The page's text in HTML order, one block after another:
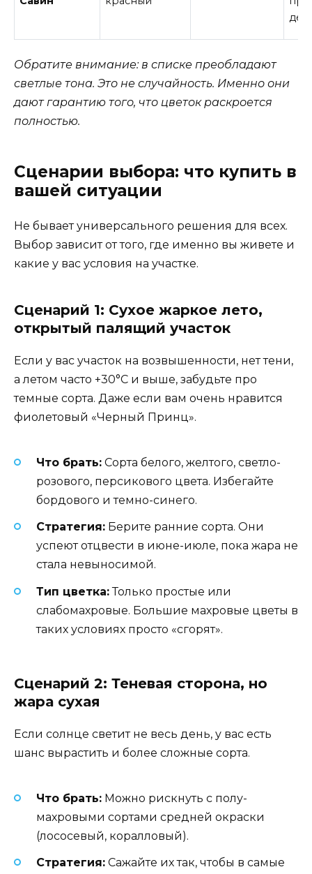
Обратите внимание: в списке преобладают
светлые тона. Это не случайность. Именно они
дают гарантию того, что цветок раскроется
полностью.
Сценарии выбора: что купить в
вашей ситуации
Не бывает универсального решения для всех.
Выбор зависит от того, где именно вы живете и
какие у вас условия на участке.
Сценарий 1: Сухое жаркое лето,
открытый палящий участок
Если у вас участок на возвышенности, нет тени,
а летом часто +30°C и выше, забудьте про
темные сорта. Даже если вам очень нравится
фиолетовый «Черный Принц».
Что брать: Сорта белого, желтого, светло-
розового, персикового цвета. Избегайте
бордового и темно-синего.
Стратегия: Берите ранние сорта. Они
успеют отцвести в июне-июле, пока жара не
стала невыносимой.
Тип цветка:Только простые или
слабомахровые. Большие махровые цветы в
таких условиях просто «сгорят».
Сценарий 2: Теневая сторона, но
жара сухая
Если солнце светит не весь день, у вас есть
шанс вырастить и более сложные сорта.
Что брать: Можно рискнуть с полу-
махровыми сортами средней окраски
(лососевый, коралловый).
Стратегия: Сажайте их так, чтобы в самые